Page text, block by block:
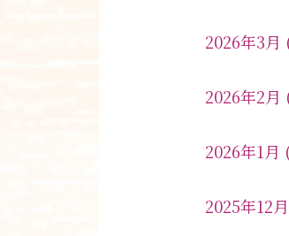
2026年3月
2026年2月
2026年1月
2025年12月